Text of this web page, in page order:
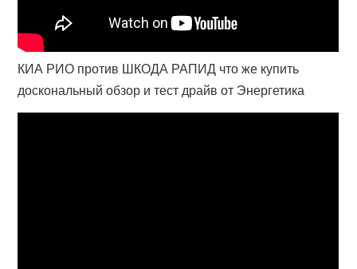
КИА РИО против ШКОДА РАПИД что же купить
доскональный обзор и тест драйв от Энергетика